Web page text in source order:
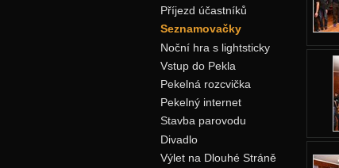
Příjezd účastníků
Seznamovačky
Noční hra s lightsticky
Vstup do Pekla
Pekelná rozcvička
Pekelný internet
Stavba parovodu
Divadlo
Výlet na Dlouhé Stráně